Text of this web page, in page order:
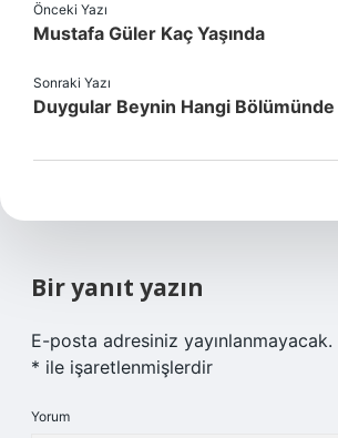
Önceki Yazı
Mustafa Güler Kaç Yaşında
Sonraki Yazı
Duygular Beynin Hangi Bölümünde
Bir yanıt yazın
E-posta adresiniz yayınlanmayacak.
* ile işaretlenmişlerdir
Yorum